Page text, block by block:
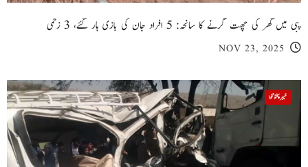
پبی میں گھر کی چھت گرنے کا سانحہ: 5 افراد جان کی بازی ہار گئے، 3 زخمی
NOV 23, 2025
خیبر پختونخوا